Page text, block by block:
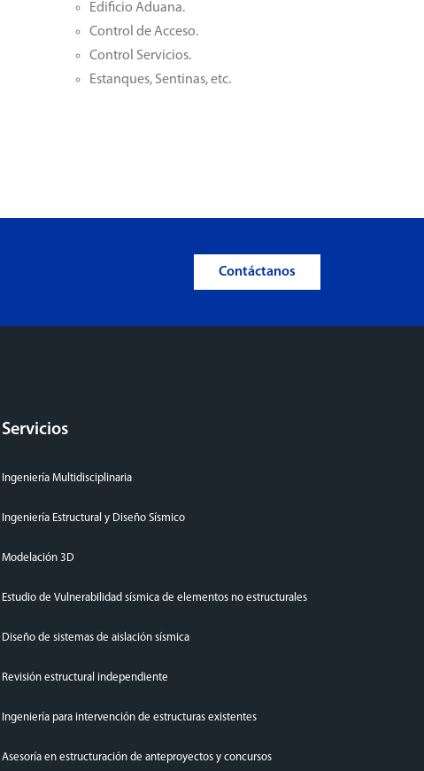
Edificio Aduana.
Control de Acceso.
Control Servicios.
Estanques, Sentinas, etc.
Contáctanos
Servicios
Ingeniería Multidisciplinaria
Ingeniería Estructural y Diseño Sísmico
Modelación 3D
Estudio de Vulnerabilidad sísmica de elementos no estructurales
Diseño de sistemas de aislación sísmica
Revisión estructural independiente
Ingeniería para intervención de estructuras existentes
Asesoría en estructuración de anteproyectos y concursos